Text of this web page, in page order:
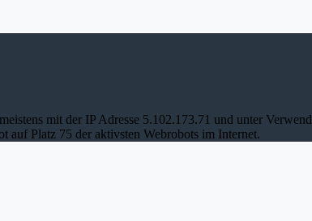
mit der IP Adresse 5.102.173.71 und unter
Platz 75 der aktivsten Webrobots im Internet.